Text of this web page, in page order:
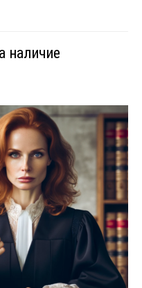
наличие